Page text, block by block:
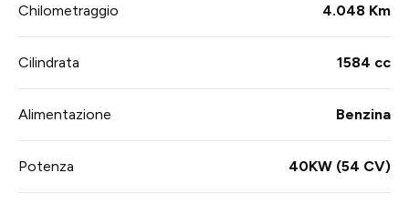
Chilometraggio 4.048 Km
Cilindrata 1584 cc
Alimentazione Benzina
Potenza 40KW (54 CV)